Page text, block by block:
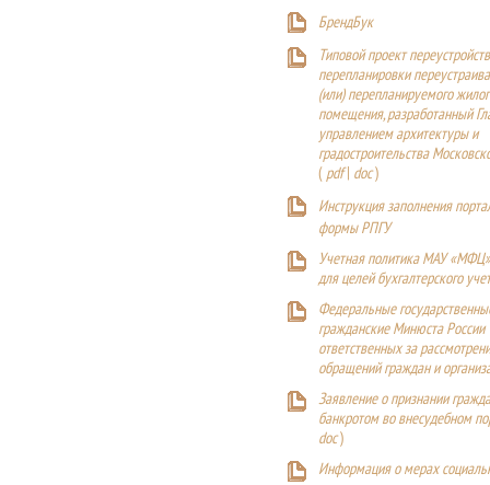
БрендБук
Типовой проект
перепланировки
(или) перепланируемого
помещения, разработанный
управлением архитектуры и
градостроительства
(pdf| doc)
Инструкция заполнения
формы РПГУ
Учетная политика МАУ
для целей бухгалтерского
Федеральные
гражданские Минюста России
ответственных за
обращений граждан и
Заявление о признании
банкротом во внесудебном
doc)
Информация о мерах